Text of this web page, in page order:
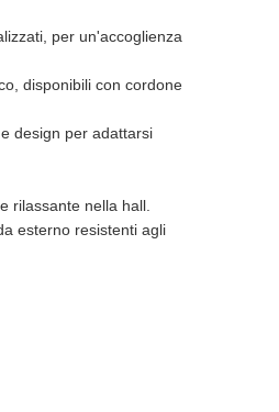
per un'accoglienza
disponibili con cordone
design per adattarsi
nella hall.
esterno resistenti agli